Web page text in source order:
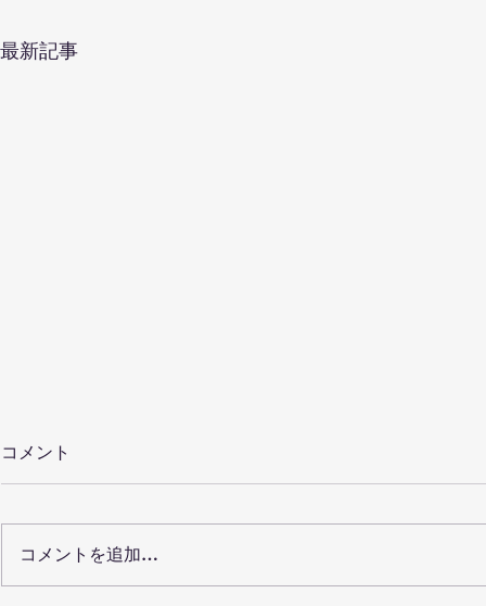
最新記事
コメント
コメントを追加…